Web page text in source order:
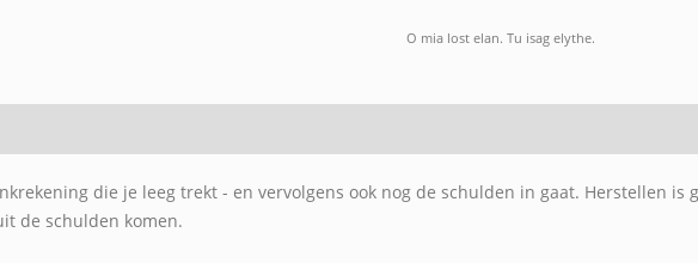
O mia lost elan. Tu isag elythe.
die je leeg trekt - en vervolgens ook nog de schulden in gaat. Herstellen is
de schulden komen.